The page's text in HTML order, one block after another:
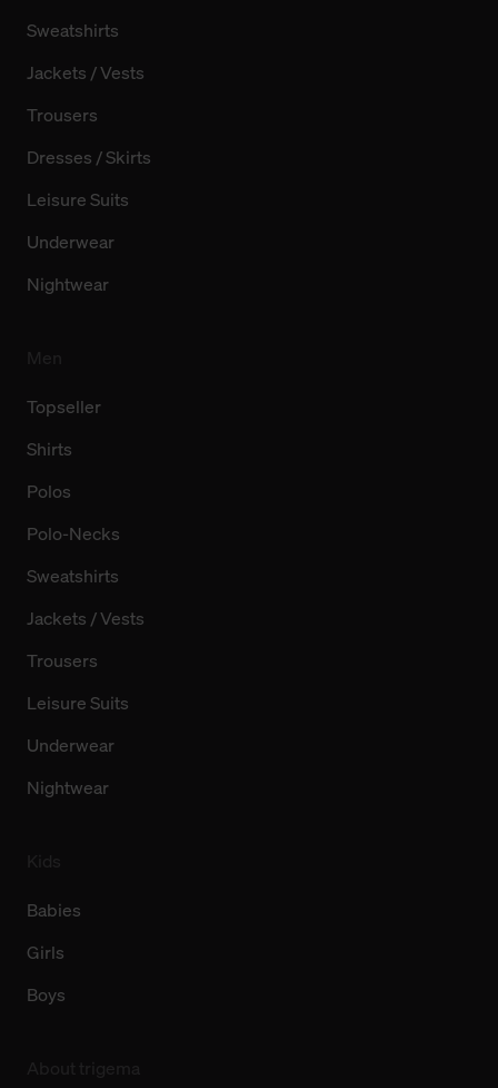
Sweatshirts
Jackets / Vests
Trousers
Dresses / Skirts
Leisure Suits
Underwear
Nightwear
Topseller
Shirts
Polos
Polo-Necks
Sweatshirts
Jackets / Vests
Trousers
Leisure Suits
Underwear
Nightwear
Babies
Girls
Boys